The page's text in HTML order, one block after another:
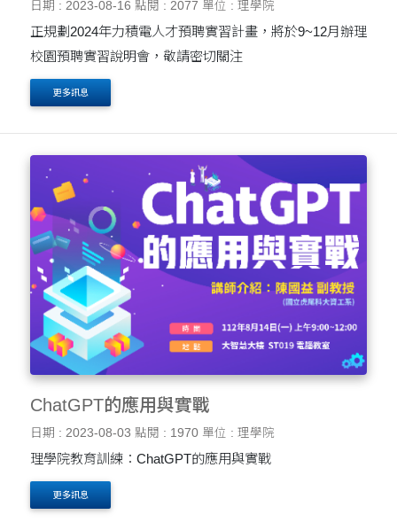
日期 : 2023-08-16 點閱 : 2077 單位 : 理學院
正規劃2024年力積電人才預聘實習計畫，將於9~12月辦理
校園預聘實習說明會，敬請密切關注
更多訊息
ChatGPT的應用與實戰
日期 : 2023-08-03 點閱 : 1970 單位 : 理學院
理學院教育訓練：ChatGPT的應用與實戰
更多訊息